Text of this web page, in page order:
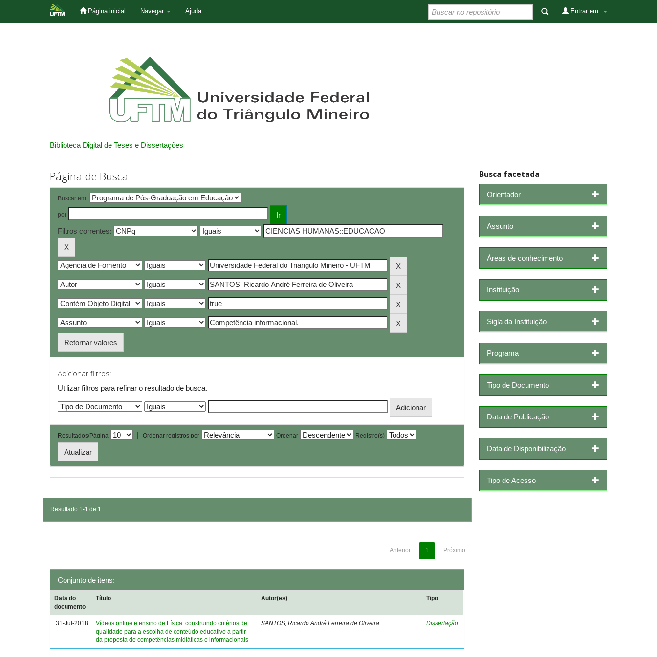
Página inicial Navegar Ajuda Entrar em:
Biblioteca Digital de Teses e Dissertações
Página de Busca
Buscar em:
por
Filtros correntes:
Retornar valores
Adicionar filtros:
Utilizar filtros para refinar o resultado de busca.
Resultados/Página | Ordenar registros por Ordenar Registro(s)
Resultado 1-1 de 1.
Anterior 1 Próximo
Conjunto de itens:
Data do
documento
Título Autor(es) Tipo
31-Jul-2018
Vídeos online e ensino de Física: construindo critérios de
qualidade para a escolha de conteúdo educativo a partir
da proposta de competências midiáticas e informacionais
SANTOS, Ricardo André Ferreira de Oliveira Dissertação
Busca facetada
Orientador
Assunto
Áreas de conhecimento
Instituição
Sigla da Instituição
Programa
Tipo de Documento
Data de Publicação
Data de Disponibilização
Tipo de Acesso